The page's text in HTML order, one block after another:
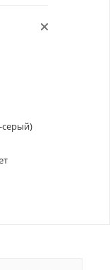
серый)